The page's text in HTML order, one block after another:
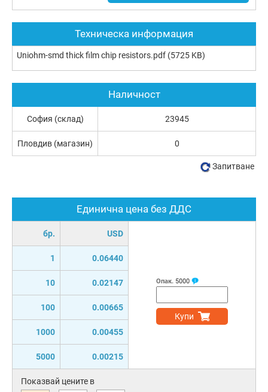
Техническа информация
Uniohm-smd thick film chip resistors.pdf (5725 KB)
Единична цена без ДДС
бр. USD
1 0.06440
10 0.02147
100 0.00665
1000 0.00455
5000 0.00215
Опак. 5000
Купи
Показвай цените в
Наличност
София (склад) 23945
Пловдив (магазин) 0
Запитване